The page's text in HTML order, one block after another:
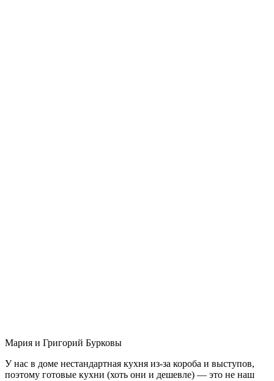
Мария и Григорий Бурковы
У нас в доме нестандартная кухня из-за короба и выступов,
поэтому готовые кухни (хоть они и дешевле) — это не наш